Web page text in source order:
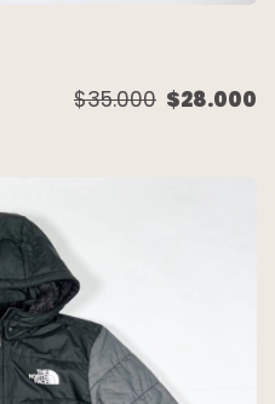
$35.000 $28.000